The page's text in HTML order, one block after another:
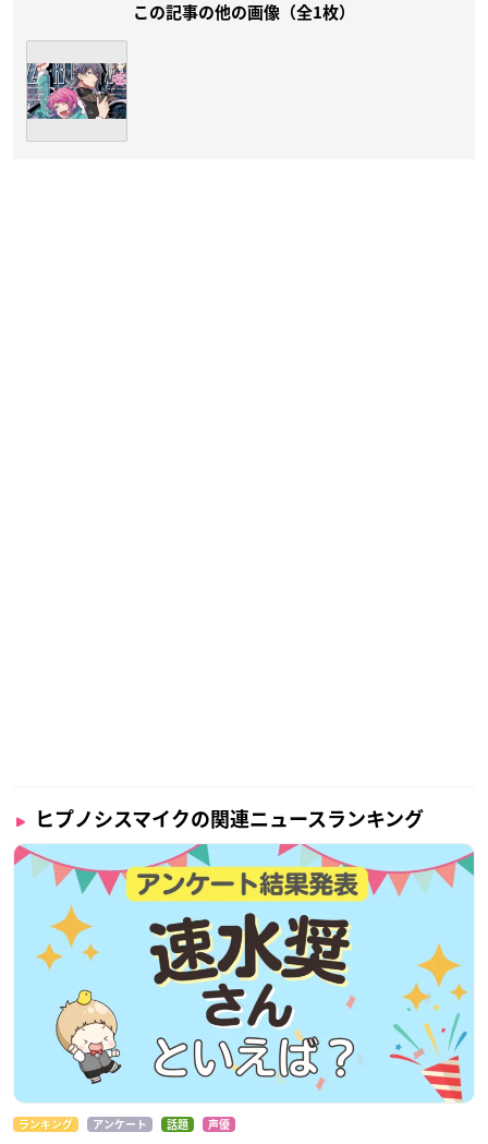
この記事の他の画像（全1枚）
ヒプノシスマイクの関連ニュースランキング
ランキング アンケート 話題 声優